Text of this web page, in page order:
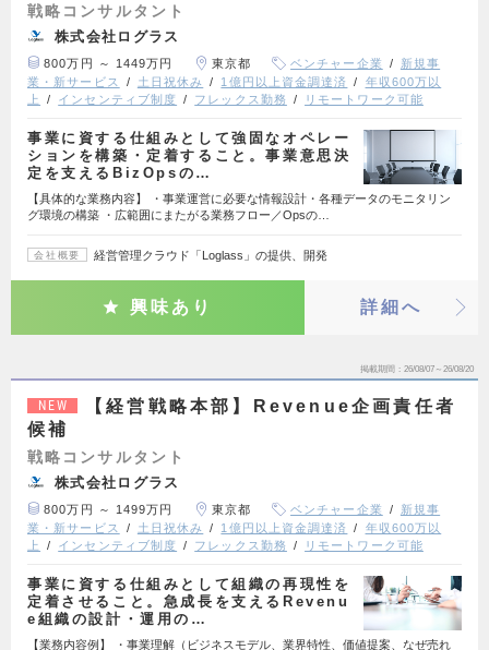
戦略コンサルタント
株式会社ログラス
800万円 ～ 1449万円 東京都 ベンチャー企業
新規事
業・新サービス
土日祝休み 1億円以上資金調達済
年収600万以
上
インセンティブ制度 フレックス勤務 リモートワーク可能
事業に資する仕組みとして強固なオペレー
ションを構築・定着すること。事業意思決
定を支えるBizOpsの…
【具体的な業務内容】 ・事業運営に必要な情報設計・各種データのモニタリン
グ環境の構築 ・広範囲にまたがる業務フロー／Opsの…
会社概要 経営管理クラウド「Loglass」の提供、開発
興味あり 詳細へ
掲載期間 26/08/07～26/08/20
NEW
【経営戦略本部】Revenue企画責任者
候補
戦略コンサルタント
株式会社ログラス
800万円 ～ 1499万円 東京都 ベンチャー企業
新規事
業・新サービス
土日祝休み 1億円以上資金調達済
年収600万以
上
インセンティブ制度 フレックス勤務 リモートワーク可能
事業に資する仕組みとして組織の再現性を
定着させること。急成長を支えるRevenu
e組織の設計・運用の…
【業務内容例】 ・事業理解（ビジネスモデル、業界特性、価値提案、なぜ売れ